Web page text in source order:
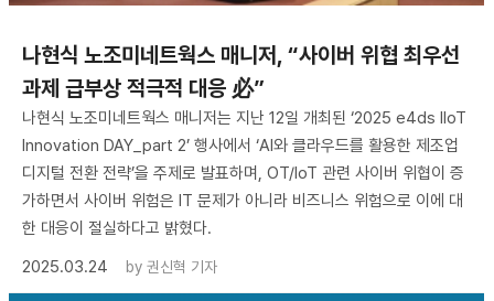
나현식 노조미네트웍스 매니저, “사이버 위협 최우선
과제 급부상 적극적 대응 必”
나현식 노조미네트웍스 매니저는 지난 12일 개최된 ‘2025 e4ds IIoT
Innovation DAY_part 2’ 행사에서 ‘AI와 클라우드를 활용한 제조업
디지털 전환 전략’을 주제로 발표하며, OT/IoT 관련 사이버 위협이 증
가하면서 사이버 위험은 IT 문제가 아니라 비즈니스 위험으로 이에 대
한 대응이 절실하다고 밝혔다.
2025.03.24
by 권신혁 기자